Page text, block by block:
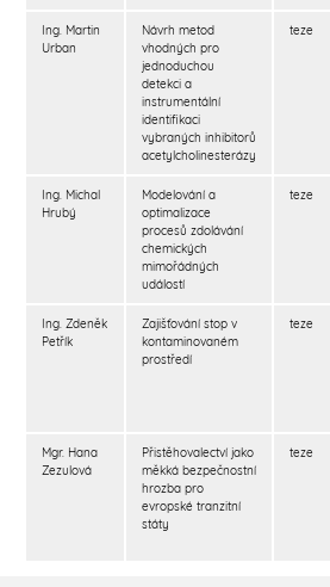
Ing. Martin
Urban
Návrh metod
vhodných pro
jednoduchou
detekci a
instrumentální
identifikaci
vybraných inhibitorů
acetylcholinesterázy
teze
Ing. Michal
Hrubý
Modelování a
optimalizace
procesů zdolávání
chemických
mimořádných
událostí
teze
Ing. Zdeněk
Petřík
Zajišťování stop v
kontaminovaném
prostředí
teze
Mgr. Hana
Zezulová
Přistěhovalectví jako
měkká bezpečnostní
hrozba pro
evropské tranzitní
státy
teze